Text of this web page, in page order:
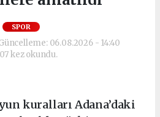
SPOR
06.08.2026 - 14:40
kez okundu.
kuralları Adana’daki